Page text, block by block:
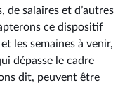
de salaires et d’autres
ce dispositif
les semaines à venir,
dépasse le cadre
dit, peuvent être